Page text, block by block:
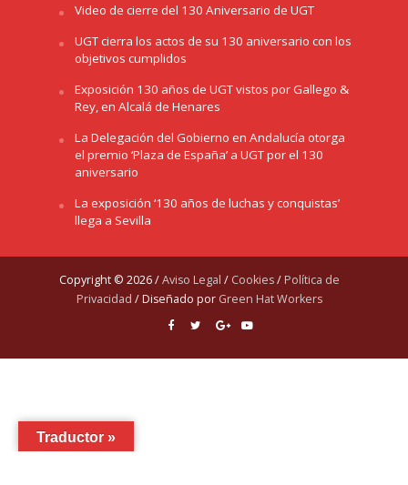
Video de cierre del 130 Aniversario de UGT
UGT cierra los actos de su 130 aniversario con los
objetivos cumplidos
Exposición 130 años de UGT vistos por Gallego &
Rey, en Alcalá de Henares
La Delegación del Gobierno en Andalucía otorga
el premio ‘Plaza de España’ a UGT por el 130
aniversario
La exposición ‘130 años de luchas y conquistas’
llega a Sevilla
Copyright © 2026 /Aviso Legal / Cookies/ Política de
Privacidad / Diseñado por Green Hat Workers
Traductor »